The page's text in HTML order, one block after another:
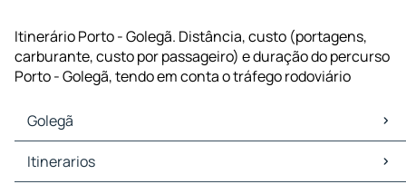
Itinerário Porto - Golegã. Distância, custo (portagens,
carburante, custo por passageiro) e duração do percurso
Porto - Golegã, tendo em conta o tráfego rodoviário
Golegã
Golegã Mapas Plantas
Golegã Trafego
Itinerarios